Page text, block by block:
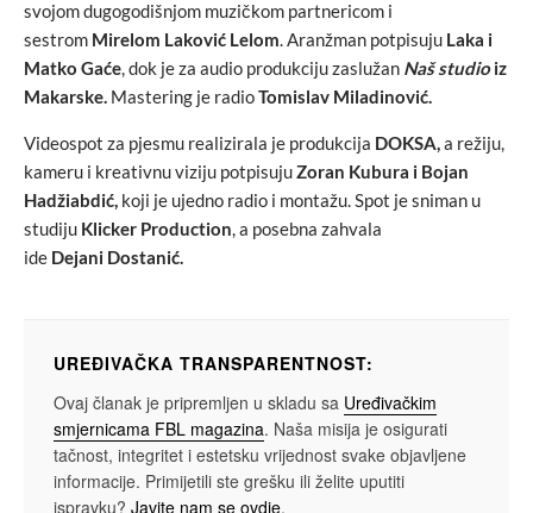
svojom dugogodišnjom muzičkom partnericom i
sestrom Mirelom Laković Lelom. Aranžman potpisuju Laka i
Matko Gaće, dok je za audio produkciju zaslužan Naš studioiz
Makarske. Mastering je radioTomislav Miladinović.
Videospot za pjesmu realizirala je produkcija DOKSA,a režiju,
kameru i kreativnu viziju potpisujuZoran Kubura i Bojan
Hadžiabdić, koji je ujedno radio i montažu. Spot je sniman u
studiju Klicker Production, a posebna zahvala
ide Dejani Dostanić.
UREĐIVAČKA TRANSPARENTNOST:
Ovaj članak je pripremljen u skladu sa Uređivačkim
smjernicama FBL magazina. Naša misija je osigurati
tačnost, integritet i estetsku vrijednost svake objavljene
informacije. Primijetili ste grešku ili želite uputiti
ispravku? Javite nam se ovdje.